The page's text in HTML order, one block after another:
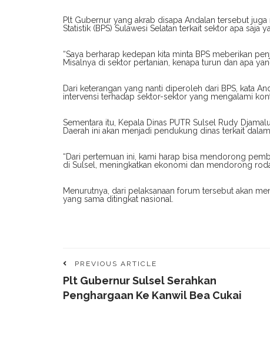
Plt Gubernur yang akrab disapa Andalan tersebut
Statistik (BPS) Sulawesi Selatan terkait sektor apa saja
“Saya berharap kedepan kita minta BPS meberikan
Misalnya di sektor pertanian, kenapa turun dan apa
Dari keterangan yang nanti diperoleh dari BPS, kata
intervensi terhadap sektor-sektor yang mengalami
Sementara itu, Kepala Dinas PUTR Sulsel Rudy
Daerah ini akan menjadi pendukung dinas terkait
“Dari pertemuan ini, kami harap bisa mendorong
di Sulsel, meningkatkan ekonomi dan mendorong
Menurutnya, dari pelaksanaan forum tersebut akan
yang sama ditingkat nasional.
PREVIOUS ARTICLE
Plt Gubernur Sulsel Serahkan
Penghargaan Ke Kanwil Bea Cukai